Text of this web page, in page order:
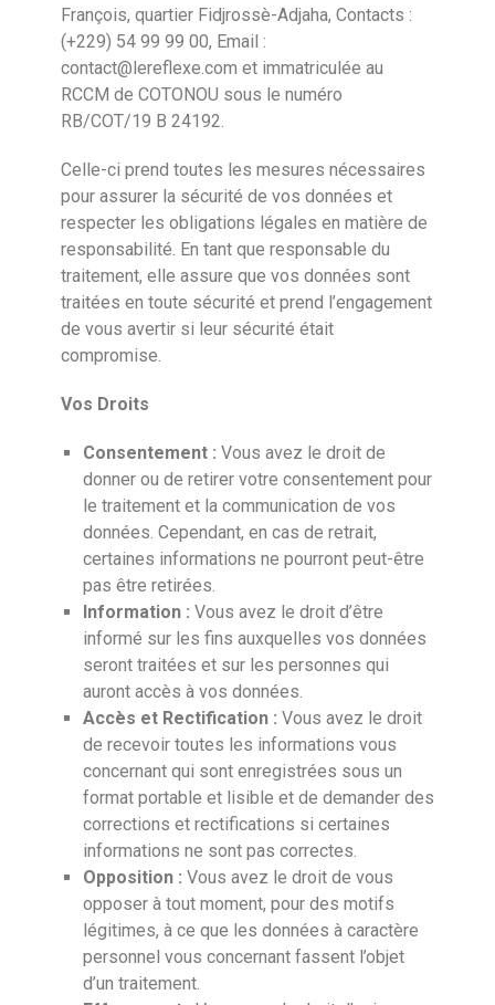
François, quartier Fidjrossè-Adjaha, Contacts :
(+229) 54 99 99 00, Email :
contact@lereflexe.com et immatriculée au
RCCM de COTONOU sous le numéro
RB/COT/19 B 24192.
Celle-ci prend toutes les mesures nécessaires
pour assurer la sécurité de vos données et
respecter les obligations légales en matière de
responsabilité. En tant que responsable du
traitement, elle assure que vos données sont
traitées en toute sécurité et prend l’engagement
de vous avertir si leur sécurité était
compromise.
Vos Droits
Consentement : Vous avez le droit de
donner ou de retirer votre consentement pour
le traitement et la communication de vos
données. Cependant, en cas de retrait,
certaines informations ne pourront peut-être
pas être retirées.
Information : Vous avez le droit d’être
informé sur les fins auxquelles vos données
seront traitées et sur les personnes qui
auront accès à vos données.
Accès et Rectification : Vous avez le droit
de recevoir toutes les informations vous
concernant qui sont enregistrées sous un
format portable et lisible et de demander des
corrections et rectifications si certaines
informations ne sont pas correctes.
Opposition : Vous avez le droit de vous
opposer à tout moment, pour des motifs
légitimes, à ce que les données à caractère
personnel vous concernant fassent l’objet
d’un traitement.